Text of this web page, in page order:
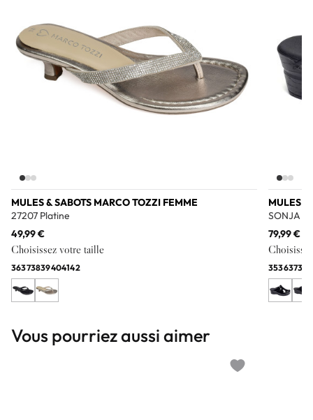
MULES & SABOTS MARCO TOZZI FEMME
27207 Platine
49,99 €
Choisissez votre taille
36373839404142
MULES &
SONJA
79,99 €
35363738
Vous pourriez aussi aimer